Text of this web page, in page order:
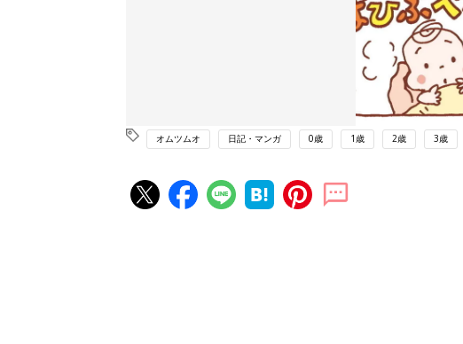
オムツムオ 日記・マンガ 0歳 1歳 2歳 3歳